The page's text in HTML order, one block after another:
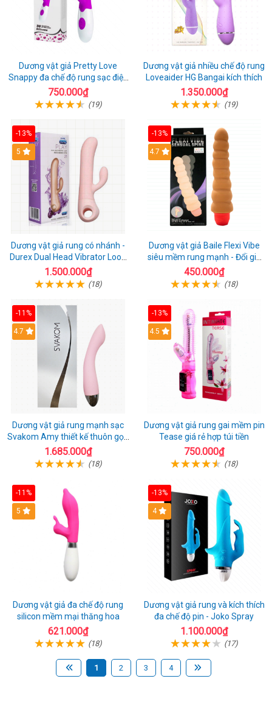
Dương vật giả Pretty Love
Snappy đa chế độ rung sạc điện
kích thích nữ
750.000₫
(19)
Dương vật giả nhiều chế độ rung
Loveaider HG Bangai kích thích
1.350.000₫
(19)
-13%
5
Dương vật giả rung có nhánh -
Durex Dual Head Vibrator Loop
21
1.500.000₫
(18)
-13%
4.7
Dương vật giả Baile Flexi Vibe
siêu mềm rung mạnh - Đổi gió
cuộc yêu mới
450.000₫
(18)
-11%
4.7
Dương vật giả rung mạnh sạc
Svakom Amy thiết kế thuôn gọn
dễ dùng
1.685.000₫
(18)
-13%
4.5
Dương vật giả rung gai mềm pin
Tease giá rẻ hợp túi tiền
750.000₫
(18)
-11%
5
Dương vật giả đa chế độ rung
silicon mềm mại thăng hoa
621.000₫
(18)
-13%
4
Dương vật giả rung và kích thích
đa chế độ pin - Joko Spray
1.100.000₫
(17)
1 2 3 4